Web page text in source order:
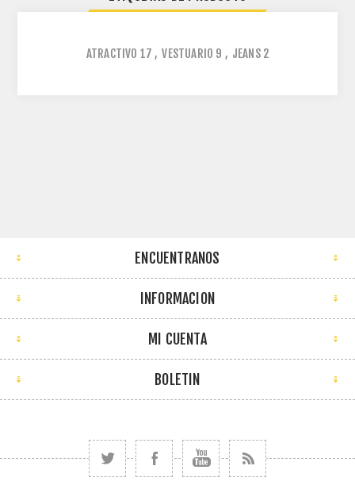
ATRACTIVO 17 , VESTUARIO 9 , JEANS 2
ENCUENTRANOS
INFORMACION
MI CUENTA
BOLETIN